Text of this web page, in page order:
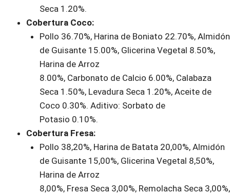
Seca 1.20%.
Cobertura Coco:
Pollo 36.70%, Harina de Boniato 22.70%, Almidón
de Guisante 15.00%, Glicerina Vegetal 8.50%,
Harina de Arroz
8.00%, Carbonato de Calcio 6.00%, Calabaza
Seca 1.50%, Levadura Seca 1.20%, Aceite de
Coco 0.30%. Aditivo: Sorbato de
Potasio 0.10%.
Cobertura Fresa:
Pollo 38,20%, Harina de Batata 20,00%, Almidón
de Guisante 15,00%, Glicerina Vegetal 8,50%,
Harina de Arroz
8,00%, Fresa Seca 3,00%, Remolacha Seca 3,00%,